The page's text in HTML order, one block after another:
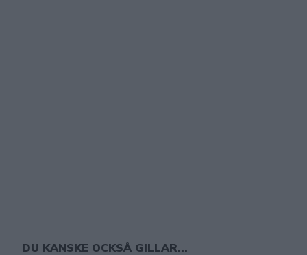
DU KANSKE OCKSÅ GILLAR...